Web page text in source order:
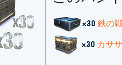
×30 鉄の
×30 カサ